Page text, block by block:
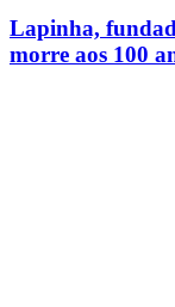
Lapinha,
morre aos 100